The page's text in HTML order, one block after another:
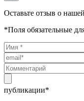
Оставьте отзыв о
*Поля обязательные
публикации*